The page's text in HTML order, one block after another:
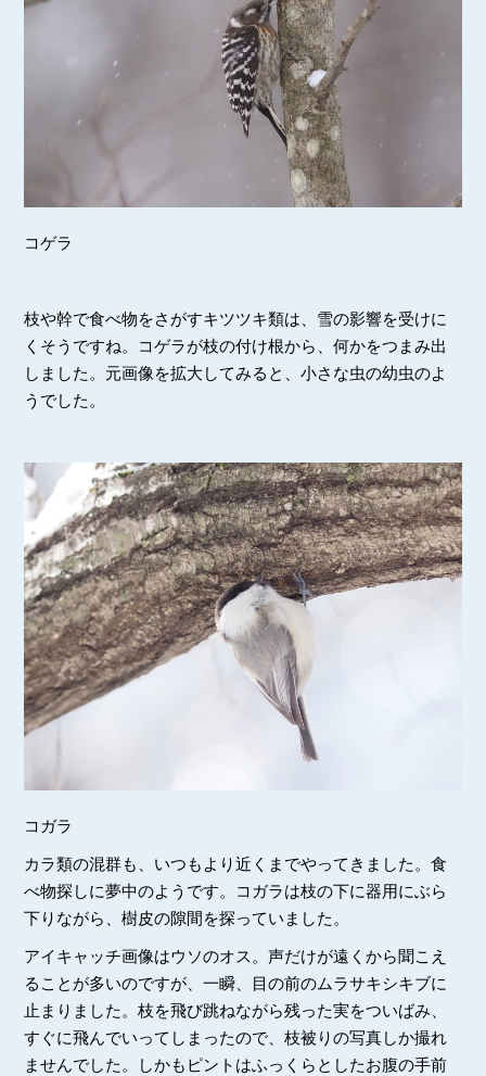
コゲラ
枝や幹で食べ物をさがすキツツキ類は、雪の影響を受けに
くそうですね。コゲラが枝の付け根から、何かをつまみ出
しました。元画像を拡大してみると、小さな虫の幼虫のよ
うでした。
コガラ
カラ類の混群も、いつもより近くまでやってきました。食
べ物探しに夢中のようです。コガラは枝の下に器用にぶら
下りながら、樹皮の隙間を探っていました。
アイキャッチ画像はウソのオス。声だけが遠くから聞こえ
ることが多いのですが、一瞬、目の前のムラサキシキブに
止まりました。枝を飛び跳ねながら残った実をついばみ、
すぐに飛んでいってしまったので、枝被りの写真しか撮れ
ませんでした。しかもピントはふっくらとしたお腹の手前